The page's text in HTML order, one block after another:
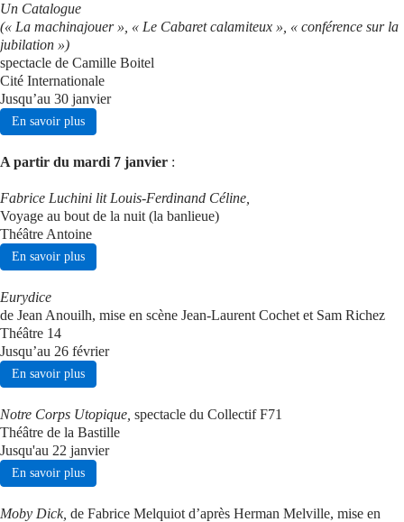
Abonnement▼
Se connecter
Un Catalogue
(« La machinajouer », « Le Cabaret calamiteux », « conférence sur la
jubilation »)
spectacle de Camille Boitel
Cité Internationale
Jusqu’au 30 janvier
En savoir plus
A partir du mardi 7 janvier :
Fabrice Luchini lit Louis-Ferdinand Céline,
Voyage au bout de la nuit (la banlieue)
Théâtre Antoine
En savoir plus
Eurydice
de Jean Anouilh, mise en scène Jean-Laurent Cochet et Sam Richez
Théâtre 14
Jusqu’au 26 février
En savoir plus
Notre Corps Utopique, spectacle du Collectif F71
Théâtre de la Bastille
Jusqu'au 22 janvier
En savoir plus
Moby Dick, de Fabrice Melquiot d’après Herman Melville, mise en